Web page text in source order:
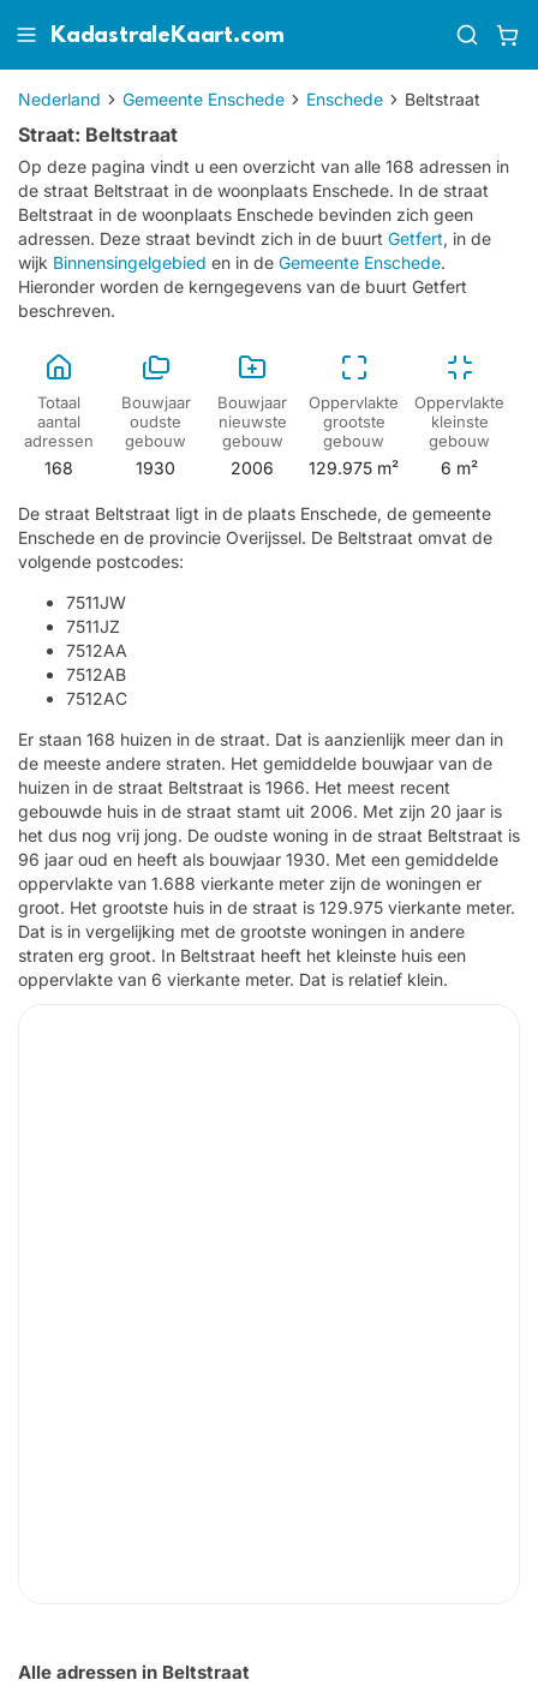
KadastraleKaart.com
Nederland Gemeente Enschede Enschede Beltstraat
Straat: Beltstraat
Op deze pagina vindt u een overzicht van alle 168 adressen in
de straat Beltstraat in de woonplaats Enschede. In de straat
Beltstraat in de woonplaats Enschede bevinden zich geen
adressen. Deze straat bevindt zich in de buurt Getfert, in de
wijk Binnensingelgebied en in de Gemeente Enschede.
Hieronder worden de kerngegevens van de buurt Getfert
beschreven.
Totaal
aantal
adressen
168
Bouwjaar
oudste
gebouw
1930
Bouwjaar
nieuwste
gebouw
2006
Oppervlakte
grootste
gebouw
129.975 m²
Oppervlakte
kleinste
gebouw
6 m²
De straat Beltstraat ligt in de plaats Enschede, de gemeente
Enschede en de provincie Overijssel. De Beltstraat omvat de
volgende postcodes:
7511JW
7511JZ
7512AA
7512AB
7512AC
Er staan 168 huizen in de straat. Dat is aanzienlijk meer dan in
de meeste andere straten. Het gemiddelde bouwjaar van de
huizen in de straat Beltstraat is 1966. Het meest recent
gebouwde huis in de straat stamt uit 2006. Met zijn 20 jaar is
het dus nog vrij jong. De oudste woning in de straat Beltstraat is
96 jaar oud en heeft als bouwjaar 1930. Met een gemiddelde
oppervlakte van 1.688 vierkante meter zijn de woningen er
groot. Het grootste huis in de straat is 129.975 vierkante meter.
Dat is in vergelijking met de grootste woningen in andere
straten erg groot. In Beltstraat heeft het kleinste huis een
oppervlakte van 6 vierkante meter. Dat is relatief klein.
Alle adressen in Beltstraat